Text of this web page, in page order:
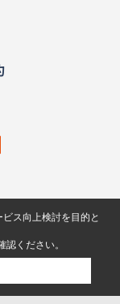
ス向上検討を目的と
認ください。